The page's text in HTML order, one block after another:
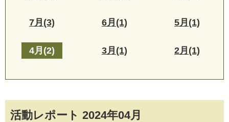
活動レポート 2024年04月
7月(3) 6月(1) 5月(1)
4月(2) 3月(1) 2月(1)